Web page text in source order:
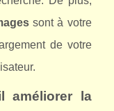
sont à votre
de votre
améliorer la